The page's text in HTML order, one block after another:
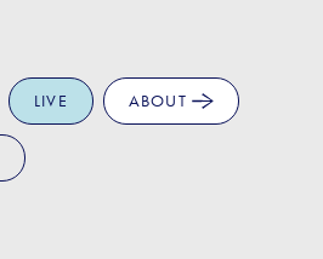
LIVE ABOUT